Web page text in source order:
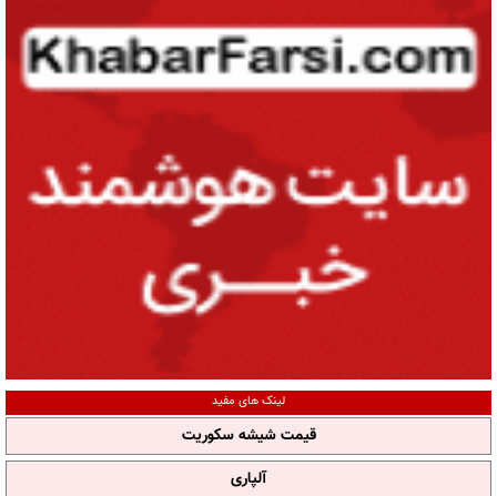
لینک های مفید
قیمت شیشه سکوریت
آلپاری